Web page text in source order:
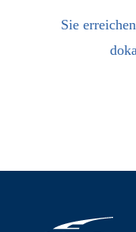
Sie